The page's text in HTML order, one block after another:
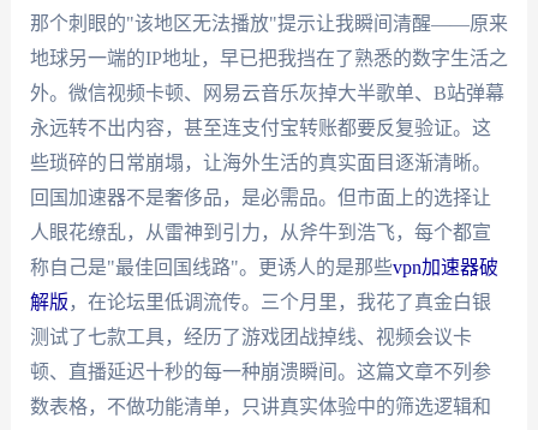
那个刺眼的"该地区无法播放"提示让我瞬间清醒——原来
地球另一端的IP地址，早已把我挡在了熟悉的数字生活之
外。微信视频卡顿、网易云音乐灰掉大半歌单、B站弹幕
永远转不出内容，甚至连支付宝转账都要反复验证。这
些琐碎的日常崩塌，让海外生活的真实面目逐渐清晰。
回国加速器不是奢侈品，是必需品。但市面上的选择让
人眼花缭乱，从雷神到引力，从斧牛到浩飞，每个都宣
称自己是"最佳回国线路"。更诱人的是那些vpn加速器破
解版 ，在论坛里低调流传。三个月里，我花了真金白银
测试了七款工具，经历了游戏团战掉线、视频会议卡
顿、直播延迟十秒的每一种崩溃瞬间。这篇文章不列参
数表格，不做功能清单，只讲真实体验中的筛选逻辑和